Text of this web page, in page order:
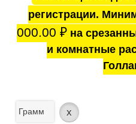
регистрации.
000.00 ₽на
и комнатные
Грамм x